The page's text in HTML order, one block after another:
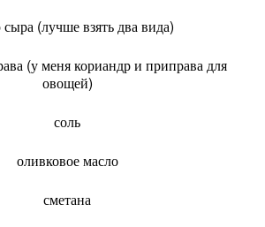
(лучше взять два вида)
(у меня кориандр и приправа для
овощей)
соль
оливковое масло
сметана